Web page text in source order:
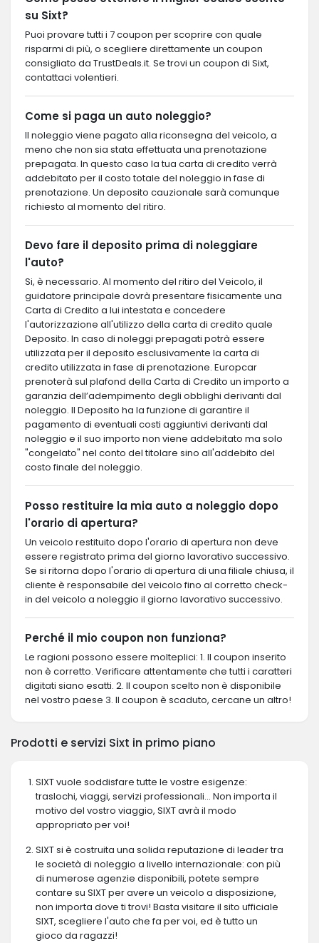
su Sixt?
Puoi provare tutti i 7 coupon per scoprire con quale
risparmi di più, o scegliere direttamente un coupon
consigliato da TrustDeals.it. Se trovi un coupon di Sixt,
contattaci volentieri.
Come si paga un auto noleggio?
Il noleggio viene pagato alla riconsegna del veicolo, a
meno che non sia stata effettuata una prenotazione
prepagata. In questo caso la tua carta di credito verrà
addebitato per il costo totale del noleggio in fase di
prenotazione. Un deposito cauzionale sarà comunque
richiesto al momento del ritiro.
Devo fare il deposito prima di noleggiare
l'auto?
Si, è necessario. Al momento del ritiro del Veicolo, il
guidatore principale dovrà presentare fisicamente una
Carta di Credito a lui intestata e concedere
l'autorizzazione all'utilizzo della carta di credito quale
Deposito. In caso di noleggi prepagati potrà essere
utilizzata per il deposito esclusivamente la carta di
credito utilizzata in fase di prenotazione. Europcar
prenoterà sul plafond della Carta di Credito un importo a
garanzia dell’adempimento degli obblighi derivanti dal
noleggio. Il Deposito ha la funzione di garantire il
pagamento di eventuali costi aggiuntivi derivanti dal
noleggio e il suo importo non viene addebitato ma solo
"congelato" nel conto del titolare sino all'addebito del
costo finale del noleggio.
Posso restituire la mia auto a noleggio dopo
l'orario di apertura?
Un veicolo restituito dopo l'orario di apertura non deve
essere registrato prima del giorno lavorativo successivo.
Se si ritorna dopo l'orario di apertura di una filiale chiusa, il
cliente è responsabile del veicolo fino al corretto check-
in del veicolo a noleggio il giorno lavorativo successivo.
Perché il mio coupon non funziona?
Le ragioni possono essere molteplici: 1. Il coupon inserito
non è corretto. Verificare attentamente che tutti i caratteri
digitati siano esatti. 2. Il coupon scelto non è disponibile
nel vostro paese 3. Il coupon è scaduto, cercane un altro!
Prodotti e servizi Sixt in primo piano
SIXT vuole soddisfare tutte le vostre esigenze:
traslochi, viaggi, servizi professionali... Non importa il
motivo del vostro viaggio, SIXT avrà il modo
appropriato per voi!
SIXT si è costruita una solida reputazione di leader tra
le società di noleggio a livello internazionale: con più
di numerose agenzie disponibili, potete sempre
contare su SIXT per avere un veicolo a disposizione,
non importa dove ti trovi! Basta visitare il sito ufficiale
SIXT, scegliere l'auto che fa per voi, ed è tutto un
gioco da ragazzi!